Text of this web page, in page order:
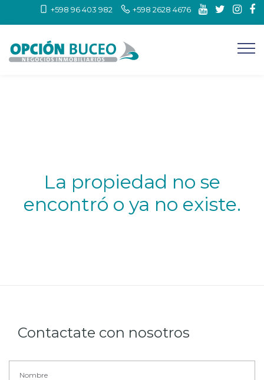
+598 96 403 982 +598 2628 4676
La propiedad no se
encontró o ya no existe.
Contactate con nosotros